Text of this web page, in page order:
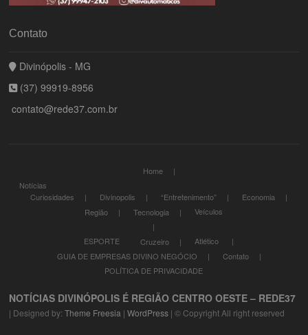
Contato
Divinópolis - MG
(37) 99919-8956
contato@rede37.com.br
Home
Notícias
Curiosidades
Divinopolis “Entretenimento”
Economia
Região
Tecnologia Veículos
ESPORTE Cruzeiro
Atlético
GUIA DE EMPRESAS DIVINO NEGÓCIO
Contato
POLÍTICA DE PRIVACIDADE
NOTÍCIAS DIVINÓPOLIS É REGIÃO CENTRO OESTE – REDE37
| Designed by:Theme Freesia |WordPress | © Copyright All right reserved